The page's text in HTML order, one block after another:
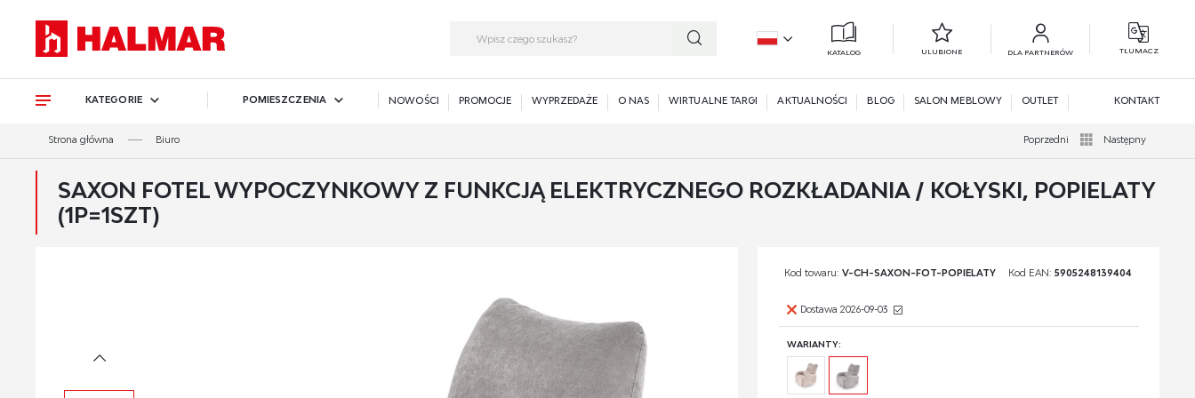
KATALOG ULUBIONE DLA PARTNERÓW TŁUMACZ
KATEGORIE POMIESZCZENIA NOWOŚCI PROMOCJE WYPRZEDAŻE O NAS WIRTUALNE TARGI AKTUALNOŚCI BLOG SALON MEBLOWY OUTLET KONTAKT
Strona główna Biuro Poprzedni Następny
SAXON FOTEL WYPOCZYNKOWY Z FUNKCJĄ ELEKTRYCZNEGO ROZKŁADANIA / KOŁYSKI, POPIELATY
(1P=1SZT)
Kod towaru: V-CH-SAXON-FOT-POPIELATY Kod EAN: 5905248139404
Dostawa 2026-09-03
WARIANTY: